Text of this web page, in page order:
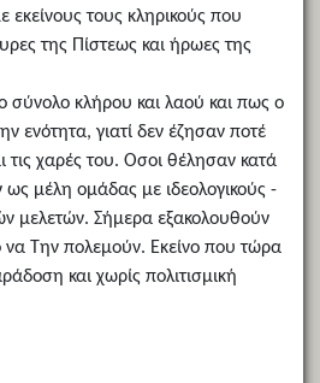
εκείνους τους κληρικούς που
της Πίστεως και ήρωες της
σύνολο κλήρου και λαού και πως ο
ενότητα, γιατί δεν έζησαν ποτέ
χαρές του. Οσοι θέλησαν κατά
μέλη ομάδας με ιδεολογικούς -
μελετών. Σήμερα εξακολουθούν
να Την πολεμούν. Εκείνο που τώρα
και χωρίς πολιτισμική